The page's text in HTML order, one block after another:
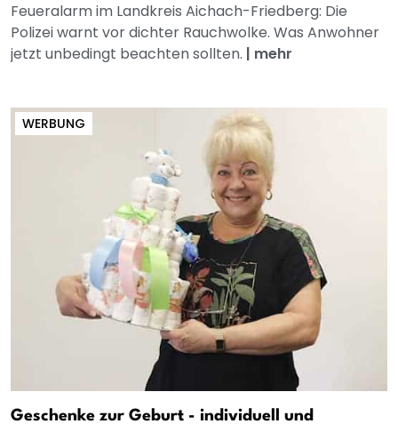
Feueralarm im Landkreis Aichach-Friedberg: Die
Polizei warnt vor dichter Rauchwolke. Was Anwohner
jetzt unbedingt beachten sollten. | mehr
WERBUNG
Geschenke zur Geburt - individuell und